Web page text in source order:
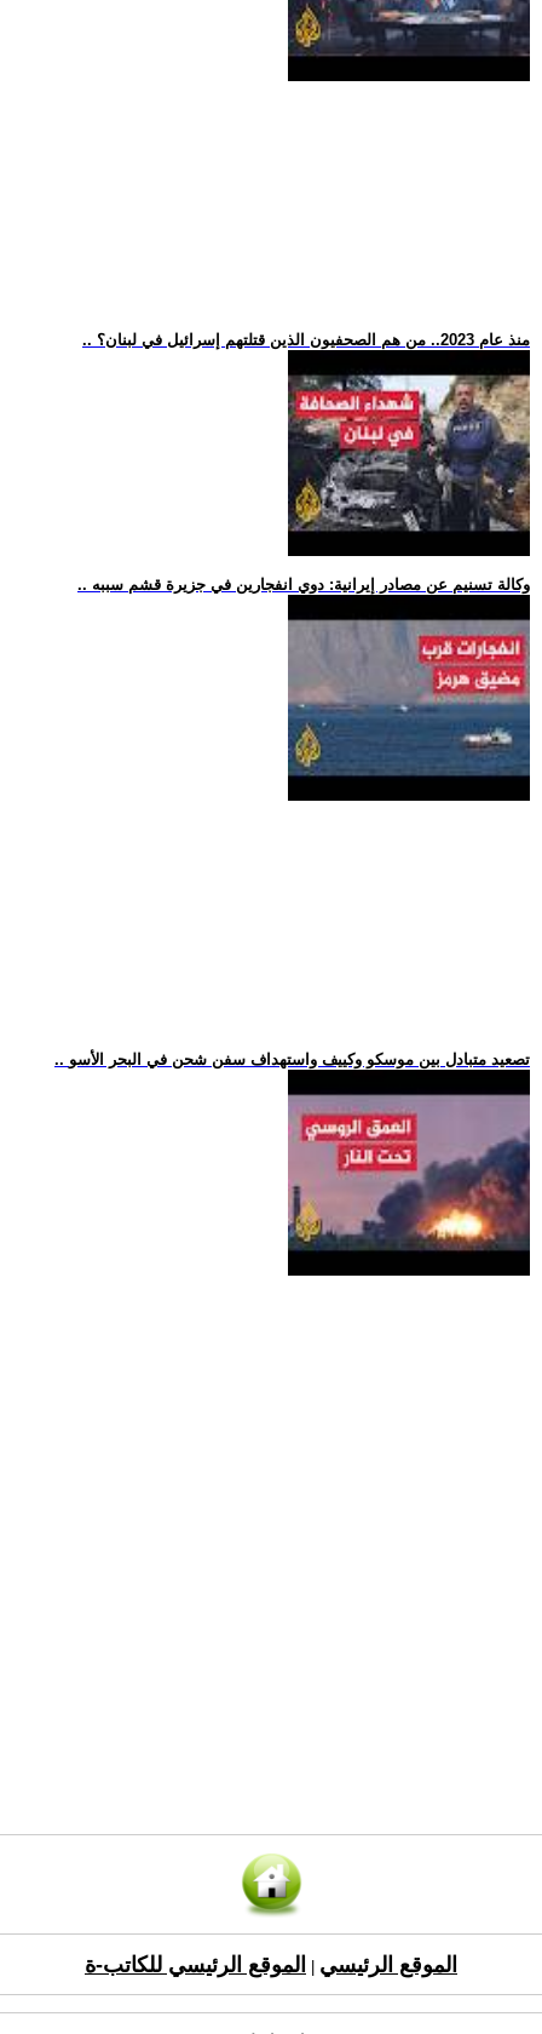
.. منذ عام 2023.. من هم الصحفيون الذين قتلتهم إسرائيل في لبنان؟
.. وكالة تسنيم عن مصادر إيرانية: دوي انفجارين في جزيرة قشم سببه
.. تصعيد متبادل بين موسكو وكييف واستهداف سفن شحن في البحر الأسو
الموقع الرئيسي الموقع الرئيسي للكاتب-ة